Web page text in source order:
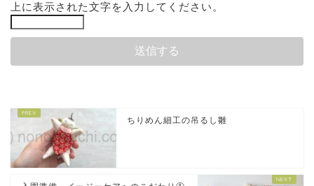
上に表示された文字を入力してください。
ちりめん細工の吊るし雛